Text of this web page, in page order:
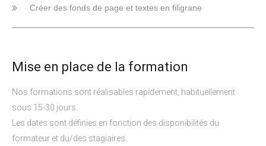
Créer des fonds de page et textes en filigrane
Mise en place de la formation
Nos formations sont réalisables rapidement, habituellement
sous 15-30 jours.
Les dates sont définies en fonction des disponibilités du
formateur et du/des stagiaires.